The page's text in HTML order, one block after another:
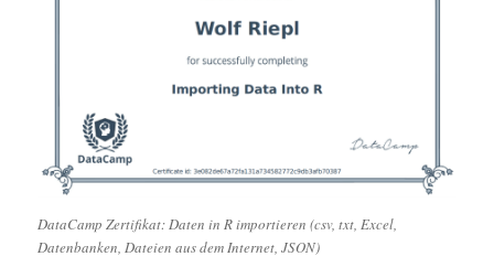
DataCamp Zertifikat: Daten in R importieren (csv, txt, Excel,
Datenbanken, Dateien aus dem Internet, JSON)